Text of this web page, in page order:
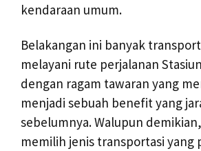
kendaraan umum.
Belakangan ini banyak
melayani rute perjalanan
dengan ragam tawaran yang
menjadi sebuah benefit yang
sebelumnya. Walupun
memilih jenis transportasi yang